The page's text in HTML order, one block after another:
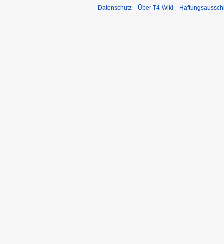
Datenschutz Über T4-Wiki